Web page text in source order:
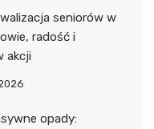
seniorów w
radość i
akcji
opady: